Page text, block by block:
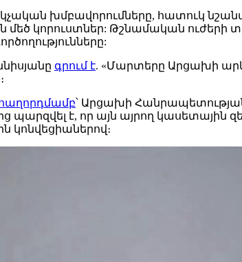
խմբավորումները, հատուկ
կորուստներ: Թշնամական ուժերի
գրում է. «Մարտերը Արցախի
հաղորդմամբ՝ Արցախի
պարզվել է, որ այն այրող կասետային
կոնվեցիաներով։